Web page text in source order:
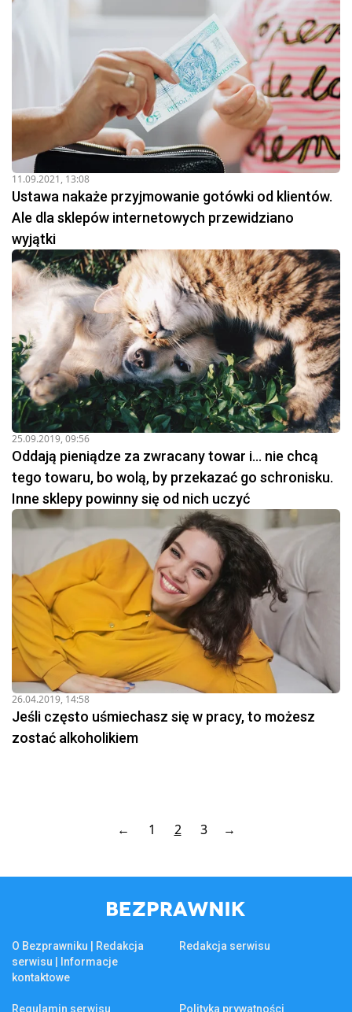
11.09.2021, 13:08
Ustawa nakaże przyjmowanie gotówki od klientów.
Ale dla sklepów internetowych przewidziano
wyjątki
25.09.2019, 09:56
Oddają pieniądze za zwracany towar i... nie chcą
tego towaru, bo wolą, by przekazać go schronisku.
Inne sklepy powinny się od nich uczyć
26.04.2019, 14:58
Jeśli często uśmiechasz się w pracy, to możesz
zostać alkoholikiem
← 1 2 3 →
O Bezprawniku | Redakcja
serwisu | Informacje
kontaktowe
Redakcja serwisu
Regulamin serwisu Polityka prywatności